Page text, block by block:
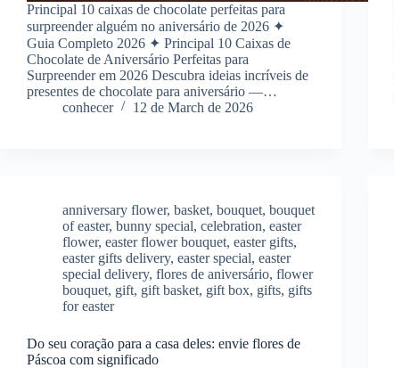
Principal 10 caixas de chocolate perfeitas para
surpreender alguém no aniversário de 2026 ✦
Guia Completo 2026 ✦ Principal 10 Caixas de
Chocolate de Aniversário Perfeitas para
Surpreender em 2026 Descubra ideias incríveis de
presentes de chocolate para aniversário —…
conhecer
12 de March de 2026
anniversary flower, basket, bouquet, bouquet
of easter, bunny special, celebration, easter
flower, easter flower bouquet, easter gifts,
easter gifts delivery, easter special, easter
special delivery, flores de aniversário, flower
bouquet, gift, gift basket, gift box, gifts, gifts
for easter
Do seu coração para a casa deles: envie flores de
Páscoa com significado